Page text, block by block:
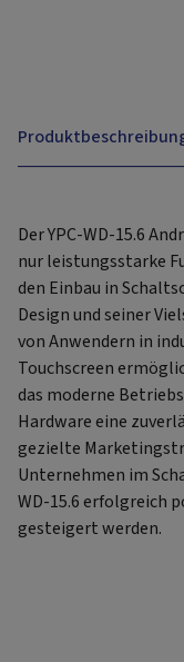
Der YPC-WD-15.6
nur leistungsstarke
den Einbau in
Design und seiner
von Anwendern in
Touchscreen
das moderne
Hardware eine
gezielte
Unternehmen im
WD-15.6 erfolgreich
gesteigert werden.